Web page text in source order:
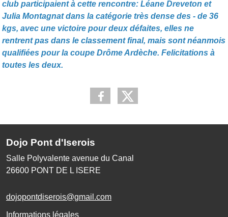
club participaient à cette rencontre: Léane Dreveton et
Julia Montagnat dans la catégorie très dense des - de 36
kgs, avec une victoire pour deux défaites, elles ne
rentrent pas dans le classement final, mais sont néanmois
qualifiées pour la coupe Drôme Ardèche. Felicitations à
toutes les deux.
Dojo Pont d'Iserois
Salle Polyvalente avenue du Canal
26600 PONT DE L ISERE
dojopontdiserois@gmail.com
Informations légales